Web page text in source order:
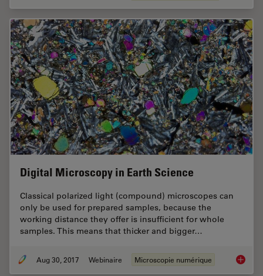
Digital Microscopy in Earth Science
Classical polarized light (compound) microscopes can
only be used for prepared samples, because the
working distance they offer is insufficient for whole
samples. This means that thicker and bigger…
Aug 30, 2017 Webinaire Microscopie numérique Digital